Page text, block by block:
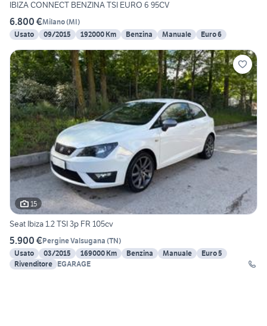
IBIZA CONNECT BENZINA TSI EURO 6 95CV
6.800 €Milano(MI)
Usato
09/2015 192000 Km Benzina Manuale Euro 6
15
Seat Ibiza 1.2 TSI 3p FR 105cv
5.900 €Pergine Valsugana (TN)
Usato
03/2015 169000 Km Benzina Manuale
Euro 5
Rivenditore EGARAGE